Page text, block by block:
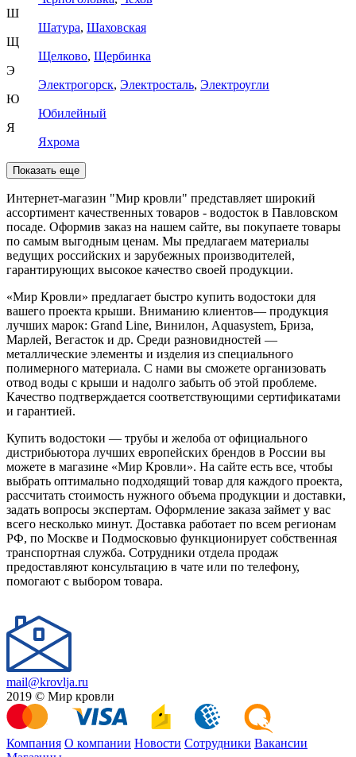
Ш
Шатура, Шаховская
Щ
Щелково, Щербинка
Э
Электрогорск, Электросталь, Электроугли
Ю
Юбилейный
Я
Яхрома
Показать еще
Интернет-магазин "Мир кровли" представляет широкий
ассортимент качественных товаров - водосток в Павловском
посаде. Оформив заказ на нашем сайте, вы покупаете товары
по самым выгодным ценам. Мы предлагаем материалы
ведущих российских и зарубежных производителей,
гарантирующих высокое качество своей продукции.
«Мир Кровли» предлагает быстро купить водостоки для
вашего проекта крыши. Вниманию клиентов— продукция
лучших марок: Grand Line, Винилон, Aquasystem, Бриза,
Марлей, Вегасток и др. Среди разновидностей —
металлические элементы и изделия из специального
полимерного материала. С нами вы сможете организовать
отвод воды с крыши и надолго забыть об этой проблеме.
Качество подтверждается соответствующими сертификатами
и гарантией.
Купить водостоки — трубы и желоба от официального
дистрибьютора лучших европейских брендов в России вы
можете в магазине «Мир Кровли». На сайте есть все, чтобы
выбрать оптимально подходящий товар для каждого проекта,
рассчитать стоимость нужного объема продукции и доставки,
задать вопросы экспертам. Оформление заказа займет у вас
всего несколько минут. Доставка работает по всем регионам
РФ, по Москве и Подмосковью функционирует собственная
транспортная служба. Сотрудники отдела продаж
предоставляют консультацию в чате или по телефону,
помогают с выбором товара.
mail@krovlja.ru
2019 © Мир кровли
Компания О компании Новости Сотрудники Вакансии